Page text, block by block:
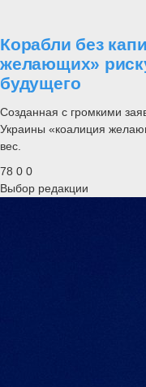
Корабли без
желающих»
будущего
Созданная с громкими
Украины «коалиция
вес.
78 0 0
Выбор редакции